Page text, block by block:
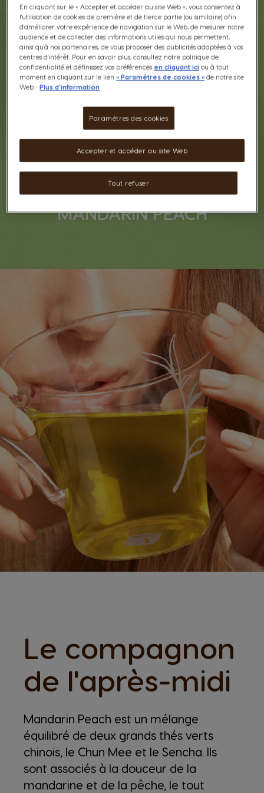
MANDARIN PEACH
Le compagnon
de l'après-midi
Mandarin Peach est un mélange
équilibré de deux grands thés verts
chinois, le Chun Mee et le Sencha. Ils
sont associés à la douceur de la
mandarine et de la pêche, le tout
En cliquant sur le « Accepter et accéder au site Web », vous consentez à
l'utilisation de cookies de première et de tierce partie (ou similaire) afin
d'améliorer votre expérience de navigation sur le Web, de mesurer notre
audience et de collecter des informations utiles qui nous permettent,
ainsi qu'à nos partenaires, de vous proposer des publicités adaptées à vos
centres d'intérêt. Pour en savoir plus, consultez notre politique de
confidentialité et définissez vos préférences en cliquant ici ou à tout
moment en cliquant sur le lien« Paramètres de cookies » de notre site
Web.
Plus d'information
Paramètres des cookies
Tout refuser
Accepter et accéder au site Web